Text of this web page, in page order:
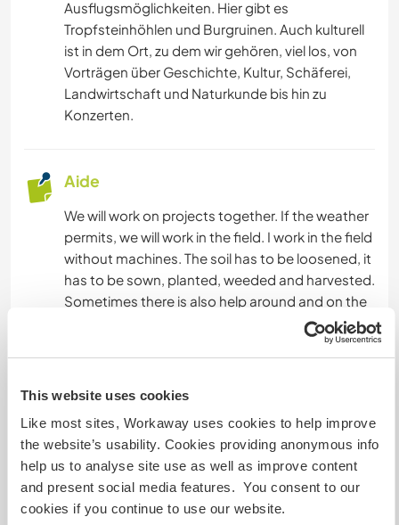
This website uses cookies
Like most sites, Workaway uses cookies to help improve
the website’s usability. Cookies providing anonymous info
help us to analyse site use as well as improve content
and present social media features. You consent to our
cookies if you continue to use our website.
Ausflugsmöglichkeiten. Hier gibt es
Tropfsteinhöhlen und Burgruinen. Auch kulturell
ist in dem Ort, zu dem wir gehören, viel los, von
Vorträgen über Geschichte, Kultur, Schäferei,
Landwirtschaft und Naturkunde bis hin zu
Konzerten.
Aide
We will work on projects together. If the weather
permits, we will work in the field. I work in the field
without machines. The soil has to be loosened, it
has to be sown, planted, weeded and harvested.
Sometimes there is also help around and on the
house.There, too, we tasks mainly by hand, and
ecology and sustainability are important to us.
the house, cooking, preserving vegetables,
more.
Wir werden gemeinsam arbeiten. Wenn es das
Wetter zu lässt werden wir auf dem Acker
arbeiten. Auf dem Acker arbeite ich ohne